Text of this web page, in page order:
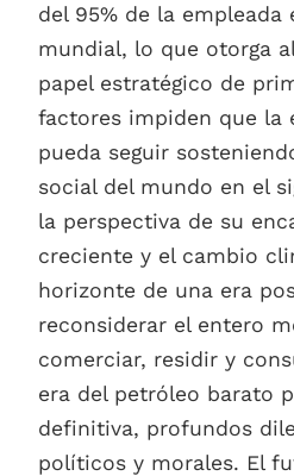
del 95% de la empleada
mundial, lo que otorga
papel estratégico de
factores impiden que la
pueda seguir
social del mundo en el
la perspectiva de su
creciente y el cambio
horizonte de una era
reconsiderar el entero
comerciar, residir y
era del petróleo barato
definitiva, profundos
políticos y morales. El